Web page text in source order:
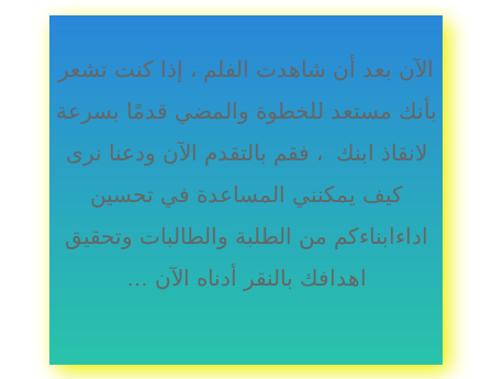
الآن بعد أن شاهدت الفلم ، إذا كنت تشعر
بأنك مستعد للخطوة والمضي قدمًا بسرعة
لانقاذ ابنك ، فقم بالتقدم الآن ودعنا نرى
كيف يمكنني المساعدة في تحسين
اداءابناءكم من الطلبة والطالبات وتحقيق
اهدافك بالنقر أدناه الآن …